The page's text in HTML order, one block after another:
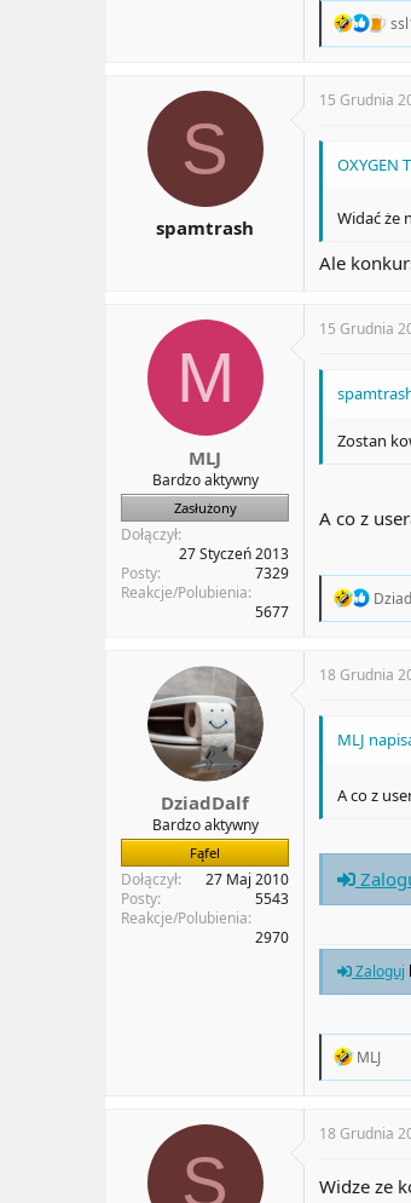
R
t
n
s
S
spamtrash
15 Grudnia
OXYGEN
Widać że
Ale
M
MLJ
Bardzo aktywny
Zasłużony
Dołączył
27 Styczeń 2013
Posty
7329
Reakcje/Polubienia
5677
15 Grudnia
Zostan
A co z
R
t
s
DziadDalf
Bardzo aktywny
Fąfel
Dołączył
27 Maj 2010
Posty
5543
Reakcje/Polubienia
2970
18 Grudnia
MLJ
A co z
Zaloguj
R
t
n
MLJ
S
18 Grudnia
Widze ze